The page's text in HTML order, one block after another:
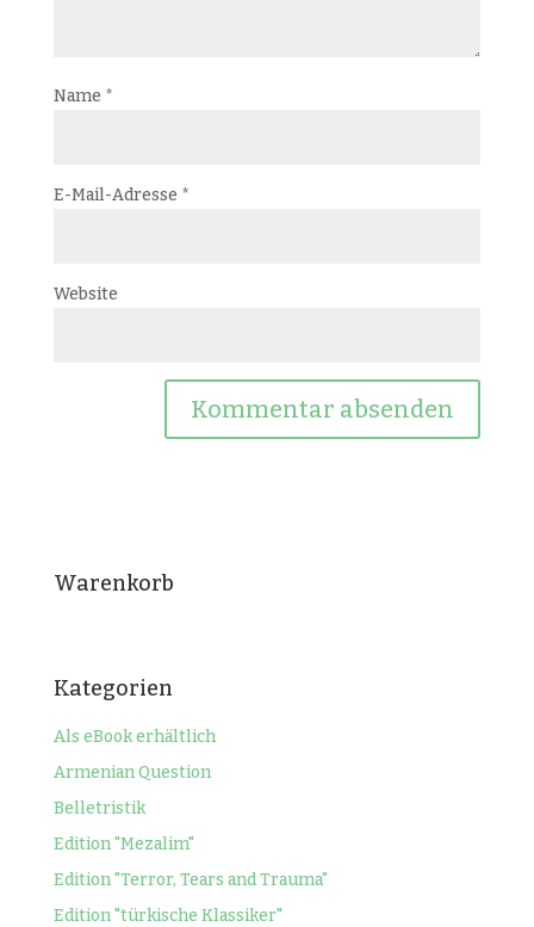
Name *
E-Mail-Adresse *
Website
Warenkorb
Kategorien
Als eBook erhältlich
Armenian Question
Belletristik
Edition "Mezalim"
Edition "Terror, Tears and Trauma"
Edition "türkische Klassiker"